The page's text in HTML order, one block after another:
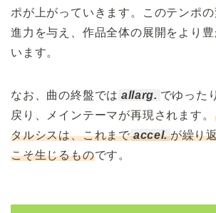
ポが上がっていきます。このテンポ
進力を与え、作品全体の展開をより
います。
なお、曲の終盤では allarg. でゆった
戻り、メインテーマが再現されます。
タルシスは、これまで accel. が繰り
こそ生じるものです。